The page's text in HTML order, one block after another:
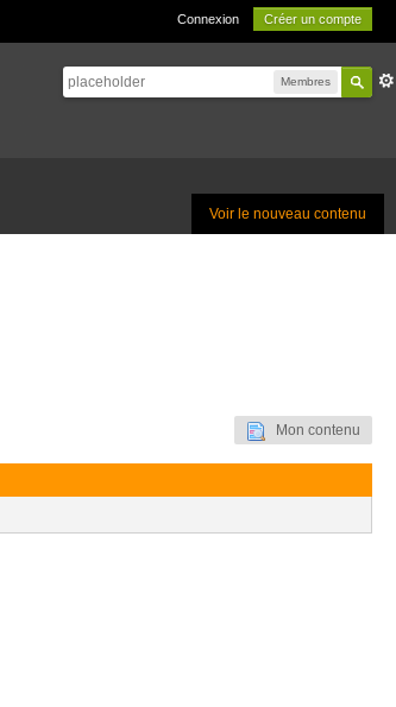
Connexion Créer un compte
Membres
Voir le nouveau contenu
Mon contenu